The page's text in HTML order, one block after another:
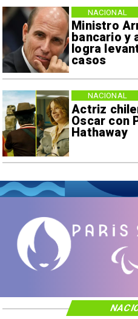
Ministro
bancario y
logra
casos
NACIONAL
Actriz
Oscar con
Hathaway
NACIONAL